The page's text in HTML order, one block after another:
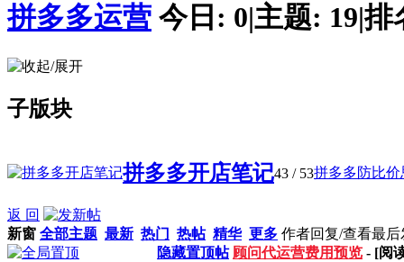
拼多多运营 今日: 0|主题: 19|排
子版块
拼多多开店笔记43 / 53拼多多防比
返 回
新窗 全部主题 最新 热门 热帖 精华 更多 作者回复/查看最后
隐藏置顶帖 顾问代运营费用预览 - [阅